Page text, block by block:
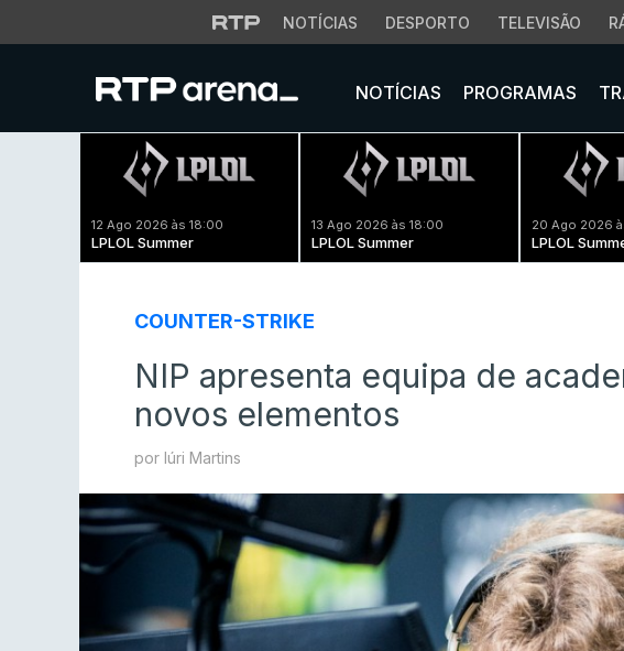
NOTÍCIAS DESPORTO TELEVISÃO
NOTÍCIAS PROGRAMAS
12 Ago 2026 às 18:00
LPLOL Summer
13 Ago 2026 às 18:00
LPLOL Summer
20 Ago 2026
LPLOL
COUNTER-STRIKE
NIP apresenta equipa de
novos elementos
por Iúri Martins